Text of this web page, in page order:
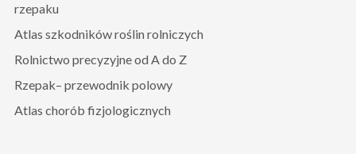
rzepaku
Atlas szkodników roślin rolniczych
Rolnictwo precyzyjne od A do Z
Rzepak– przewodnik polowy
Atlas chorób fizjologicznych